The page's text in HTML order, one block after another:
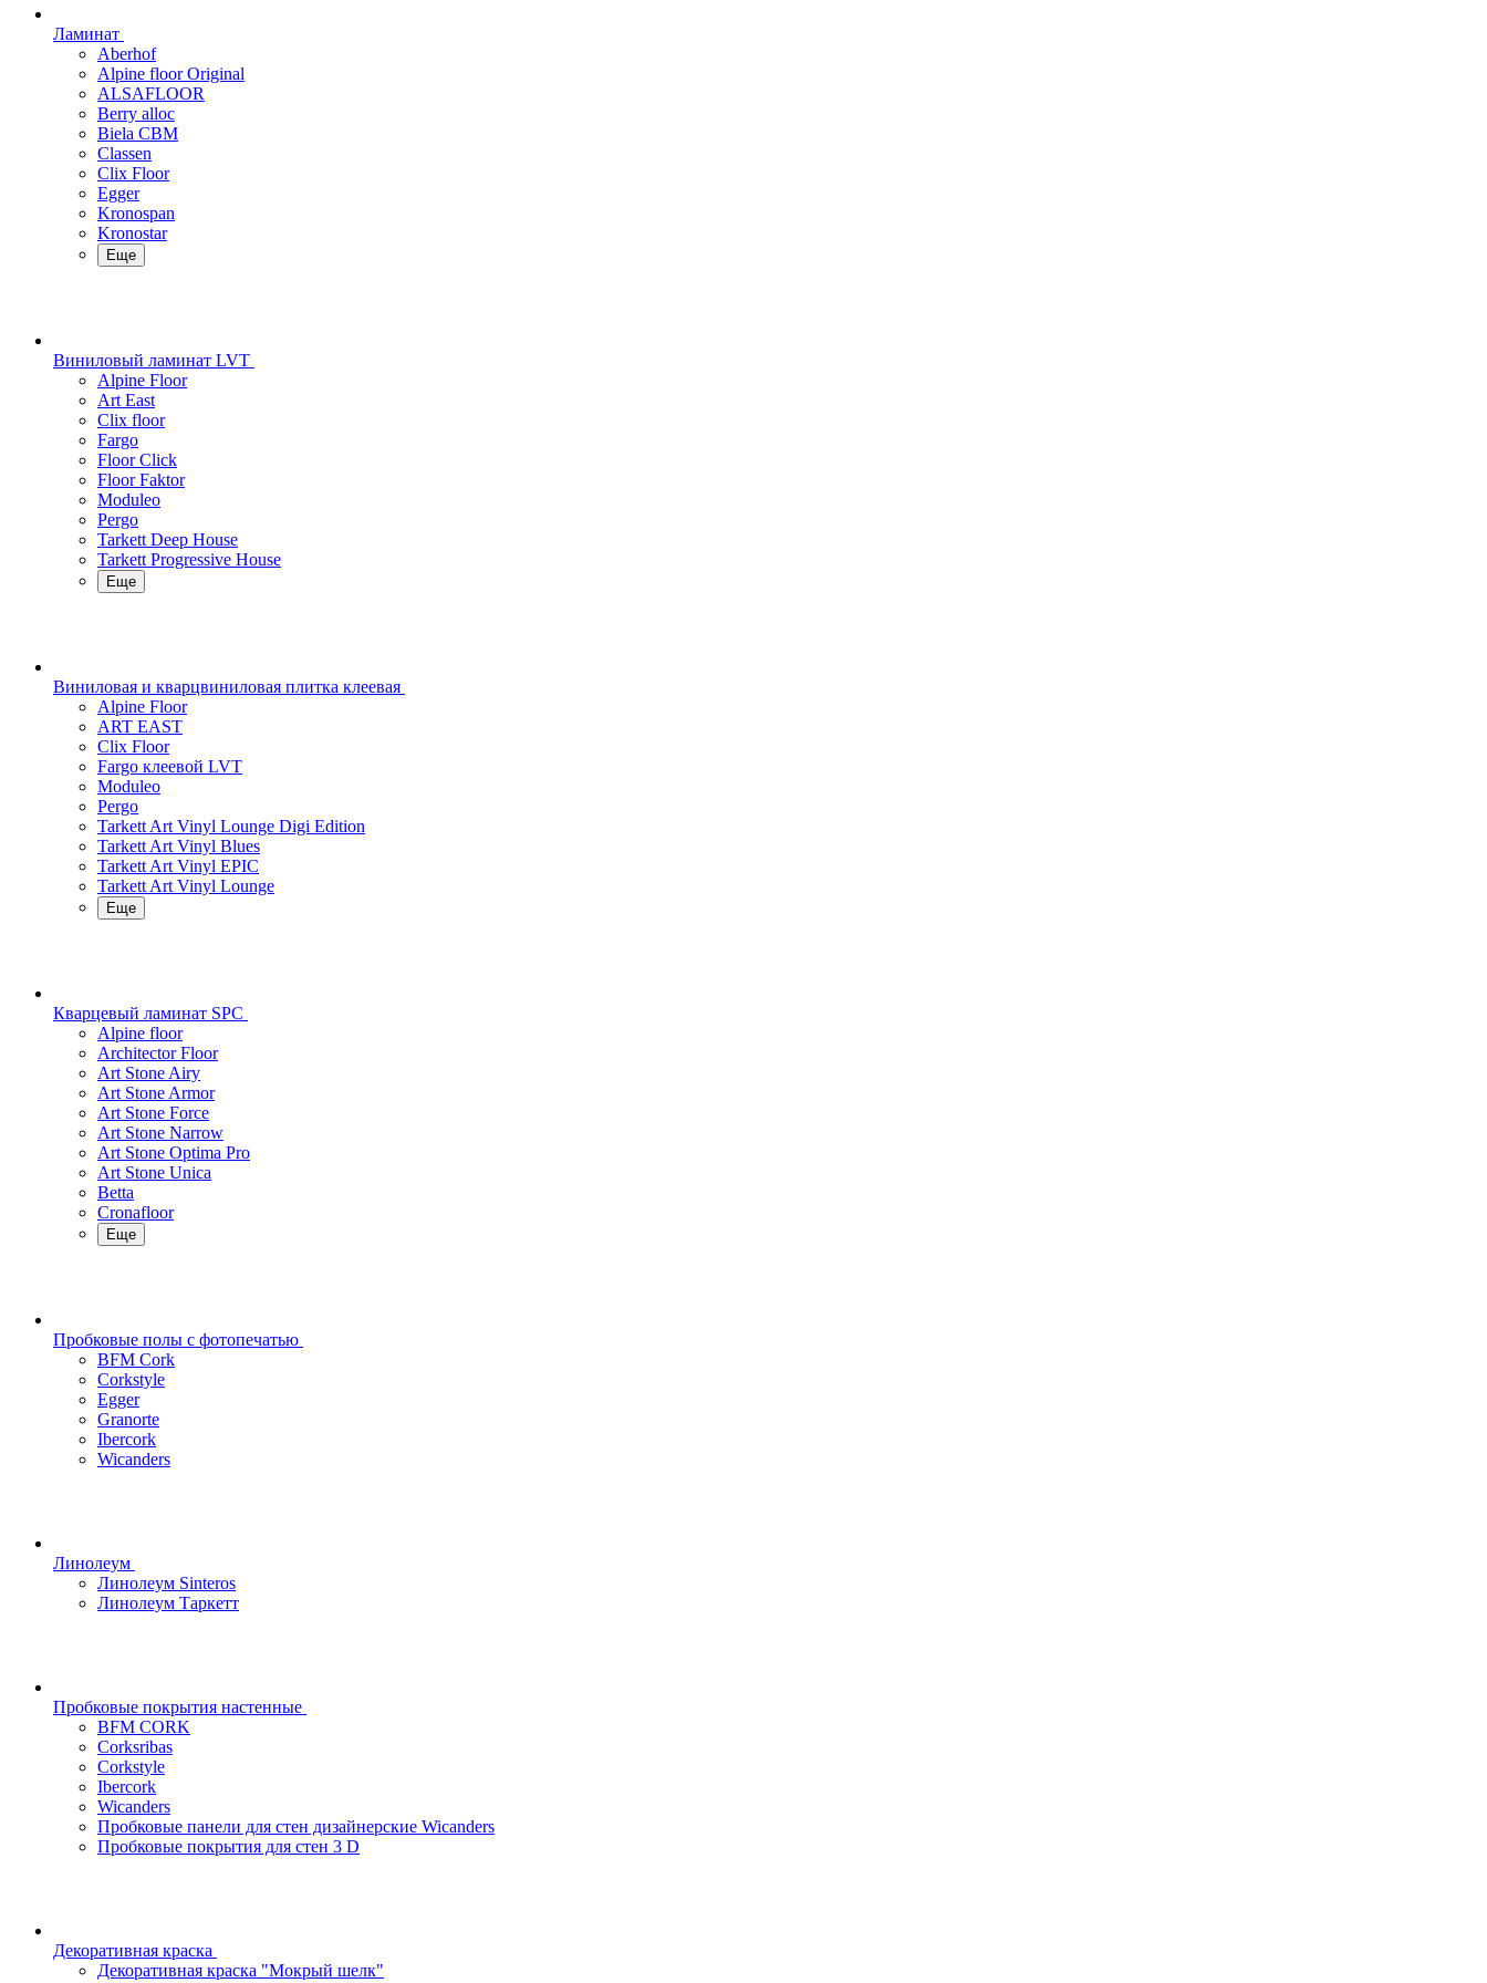
Ламинат
Aberhof
Alpine floor Original
ALSAFLOOR
Berry alloc
Biela CBM
Classen
Clix Floor
Egger
Kronospan
Kronostar
Еще
Виниловый ламинат LVT
Alpine Floor
Art East
Clix floor
Fargo
Floor Click
Floor Faktor
Moduleo
Pergo
Tarkett Deep House
Tarkett Progressive House
Еще
Виниловая и кварцвиниловая плитка клеевая
Alpine Floor
ART EAST
Clix Floor
Fargo клеевой LVT
Moduleo
Pergo
Tarkett Art Vinyl Lounge Digi Edition
Tarkett Art Vinyl Blues
Tarkett Art Vinyl EPIC
Tarkett Art Vinyl Lounge
Еще
Кварцевый ламинат SPC
Alpine floor
Architector Floor
Art Stone Airy
Art Stone Armor
Art Stone Force
Art Stone Narrow
Art Stone Optima Pro
Art Stone Unica
Betta
Cronafloor
Еще
Пробковые полы с фотопечатью
BFM Cork
Corkstyle
Egger
Granorte
Ibercork
Wicanders
Линолеум
Линолеум Sinteros
Линолеум Таркетт
Пробковые покрытия настенные
BFM CORK
Corksribas
Corkstyle
Ibercork
Wicanders
Пробковые панели для стен дизайнерские Wicanders
Пробковые покрытия для стен 3 D
Декоративная краска
Декоративная краска "Мокрый шелк"